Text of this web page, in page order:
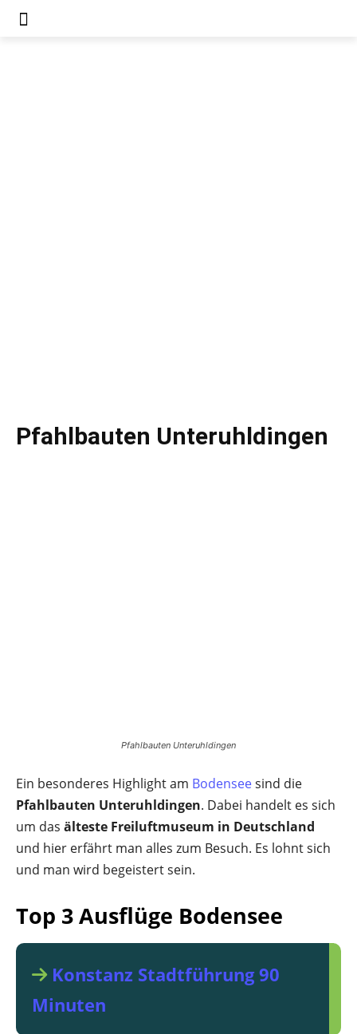
Pfahlbauten Unteruhldingen
Pfahlbauten Unteruhldingen
Ein besonderes Highlight am Bodenseesind die
Pfahlbauten Unteruhldingen. Dabei handelt es sich
um das älteste Freiluftmuseum in Deutschland
und hier erfährt man alles zum Besuch. Es lohnt sich
und man wird begeistert sein.
Top 3 Ausflüge Bodensee
Konstanz Stadtführung 90
Minuten